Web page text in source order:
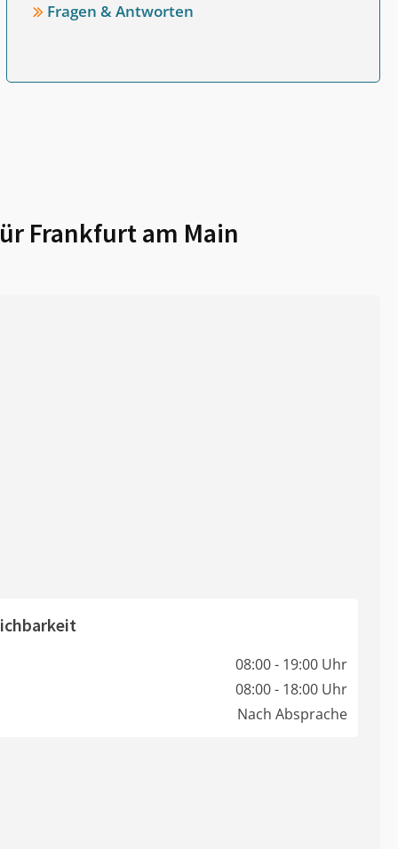
Fragen & Antworten
Frankfurt am Main
08:00 - 19:00 Uhr
08:00 - 18:00 Uhr
Nach Absprache